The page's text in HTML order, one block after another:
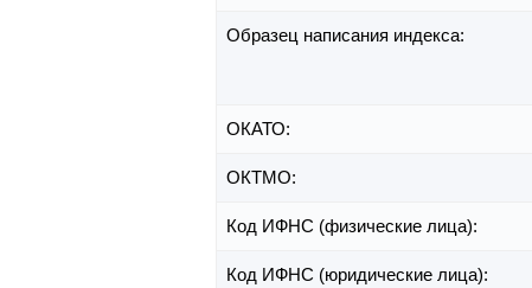
Образец написания индекса:
ОКАТО:
ОКТМО:
Код ИФНС (физические лица):
Код ИФНС (юридические лица):